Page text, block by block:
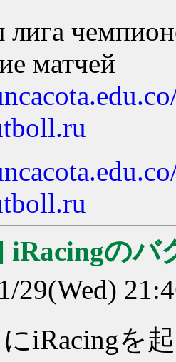
лига
матчей
iRacingのバ
29(Wed)
iRacingを